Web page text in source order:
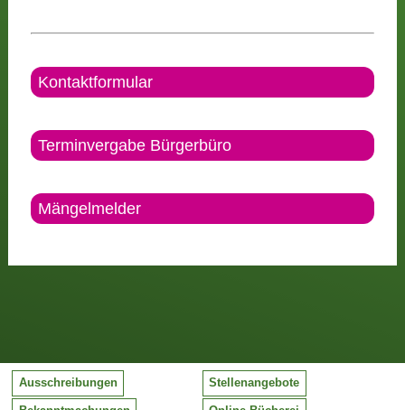
Kontaktformular
Terminvergabe Bürgerbüro
Mängelmelder
Ausschreibungen Stellenangebote